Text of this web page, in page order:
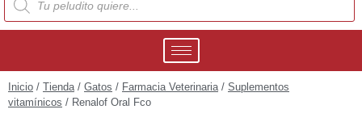
Inicio / Tienda/ Gatos / Farmacia Veterinaria/ Suplementos
vitamínicos / Renalof Oral Fco